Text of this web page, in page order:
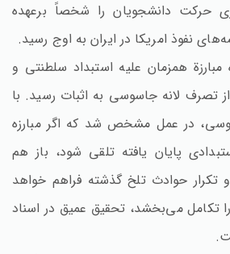
حرکت دانشجویان را شخصاً برعهده
نفوذ امریکا در ایران به اوج رسید.
مبارزة همزمان علیه استبداد سلطنتی و
تصرف لانه جاسوسی به اثبات رسید. با
در عمل مشخص شد که اگر مبارزه
پایان یافته تلقی شود، باز هم
تکرار حوادث تلخ گذشته فراهم خواهد
تکامل می‌بخشد، تحقیق عمیق در اسناد